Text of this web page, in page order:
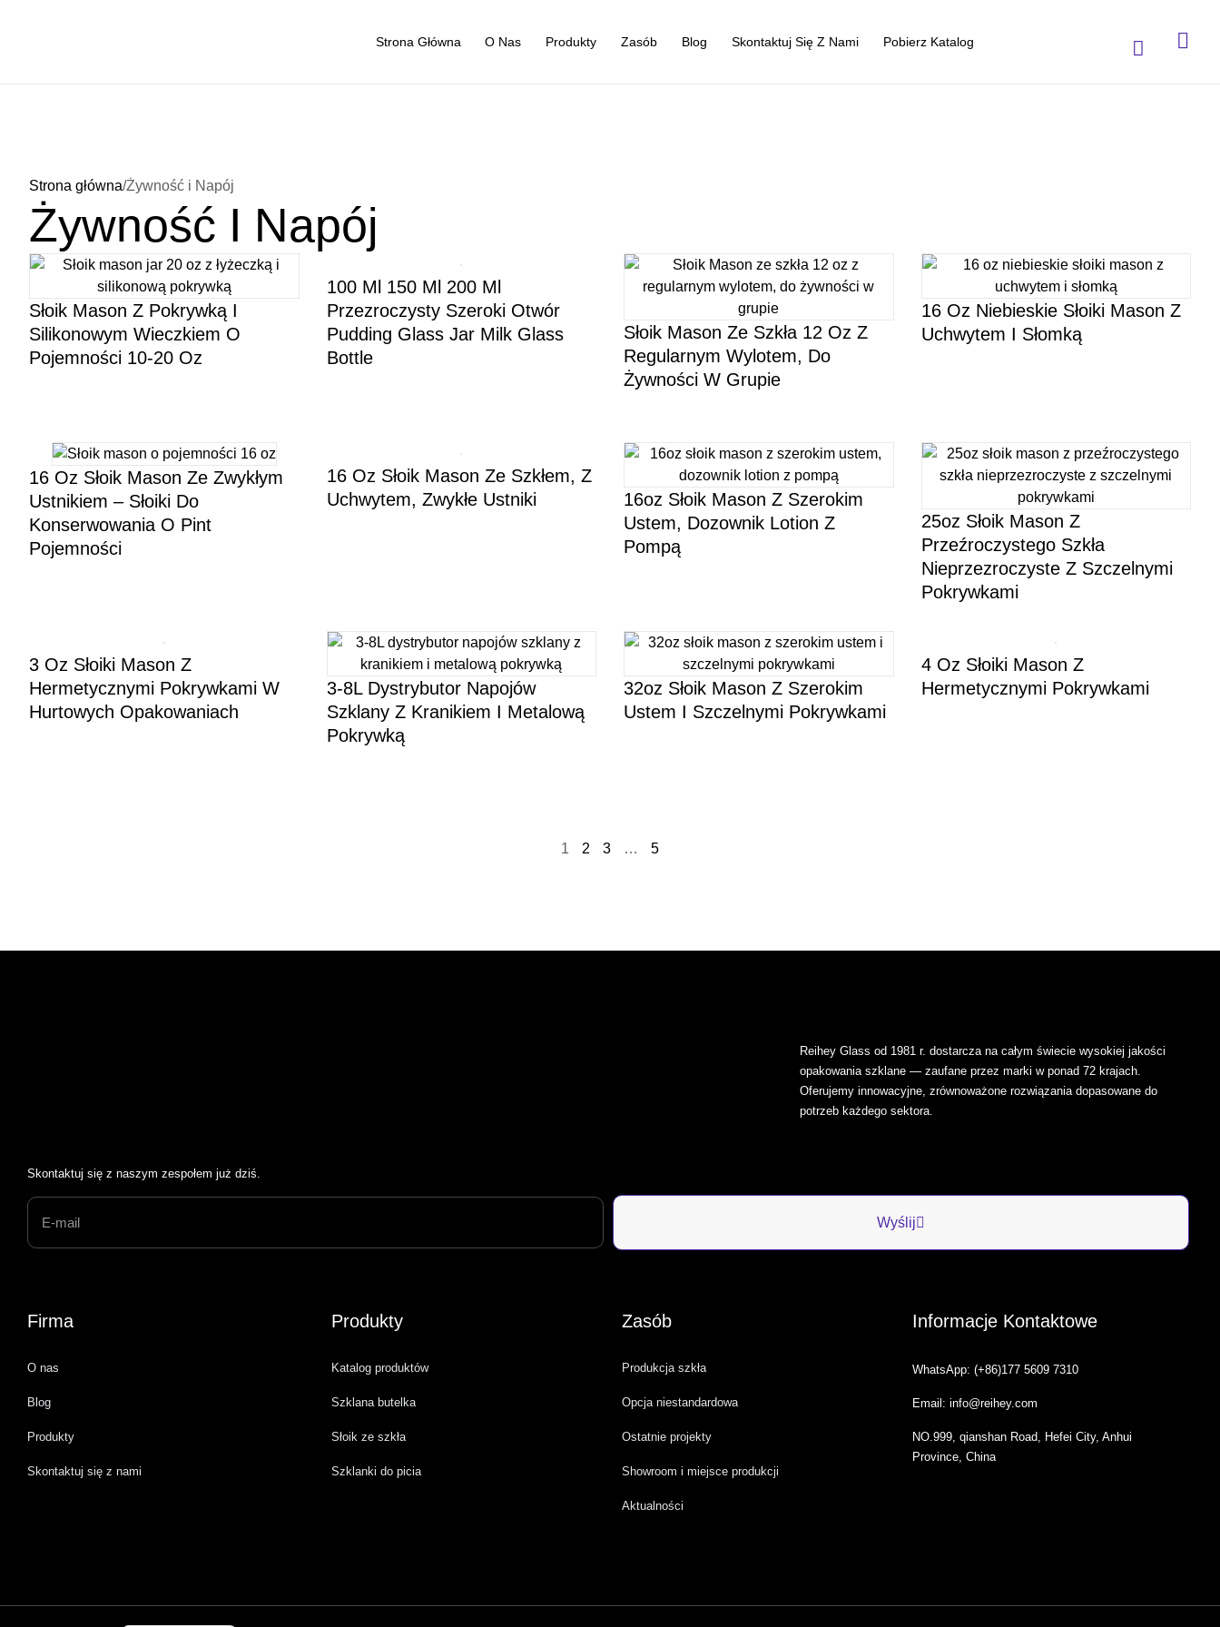
Strona Główna O Nas Produkty Zasób Blog Skontaktuj Się Z Nami Pobierz Katalog
Strona główna/Żywność i Napój
Żywność I Napój
Słoik Mason Z Pokrywką I
Silikonowym Wieczkiem O
Pojemności 10-20 Oz
100 Ml 150 Ml 200 Ml
Przezroczysty Szeroki Otwór
Pudding Glass Jar Milk Glass
Bottle
Słoik Mason Ze Szkła 12 Oz Z
Regularnym Wylotem, Do
Żywności W Grupie
16 Oz Niebieskie Słoiki Mason Z
Uchwytem I Słomką
16 Oz Słoik Mason Ze Zwykłym
Ustnikiem – Słoiki Do
Konserwowania O Pint
Pojemności
16 Oz Słoik Mason Ze Szkłem, Z
Uchwytem, Zwykłe Ustniki
16oz Słoik Mason Z Szerokim
Ustem, Dozownik Lotion Z
Pompą
25oz Słoik Mason Z
Przeźroczystego Szkła
Nieprzezroczyste Z Szczelnymi
Pokrywkami
3 Oz Słoiki Mason Z
Hermetycznymi Pokrywkami W
Hurtowych Opakowaniach
3-8L Dystrybutor Napojów
Szklany Z Kranikiem I Metalową
Pokrywką
32oz Słoik Mason Z Szerokim
Ustem I Szczelnymi Pokrywkami
4 Oz Słoiki Mason Z
Hermetycznymi Pokrywkami
1 2 3 … 5
Reihey Glass od 1981 r. dostarcza na całym świecie wysokiej jakości
opakowania szklane — zaufane przez marki w ponad 72 krajach.
Oferujemy innowacyjne, zrównoważone rozwiązania dopasowane do
potrzeb każdego sektora.
Skontaktuj się z naszym zespołem już dziś.
Wyślij
Firma
O nas
Blog
Produkty
Skontaktuj się z nami
Produkty
Katalog produktów
Szklana butelka
Słoik ze szkła
Szklanki do picia
Zasób
Produkcja szkła
Opcja niestandardowa
Ostatnie projekty
Showroom i miejsce produkcji
Aktualności
Informacje Kontaktowe
WhatsApp: (+86)177 5609 7310
Email: info@reihey.com
NO.999, qianshan Road, Hefei City, Anhui
Province, China